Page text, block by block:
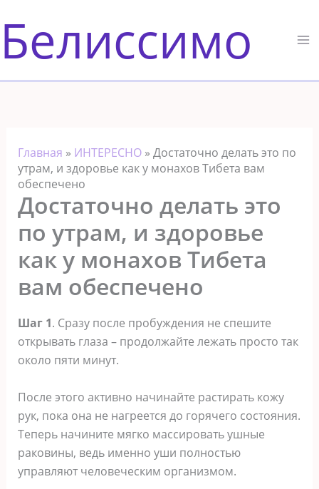
к
содержимому
Белиссимо
Главная » ИНТЕРЕСНО» Достаточно делать это по
утрам, и здоровье как у монахов Тибета вам
обеспечено
Достаточно делать это
по утрам, и здоровье
как у монахов Тибета
вам обеспечено
Шаг 1. Сразу после пробуждения не спешите
открывать глаза – продолжайте лежать просто так
около пяти минут.
После этого активно начинайте растирать кожу
рук, пока она не нагреется до горячего состояния.
Теперь начините мягко массировать ушные
раковины, ведь именно уши полностью
управляют человеческим организмом.